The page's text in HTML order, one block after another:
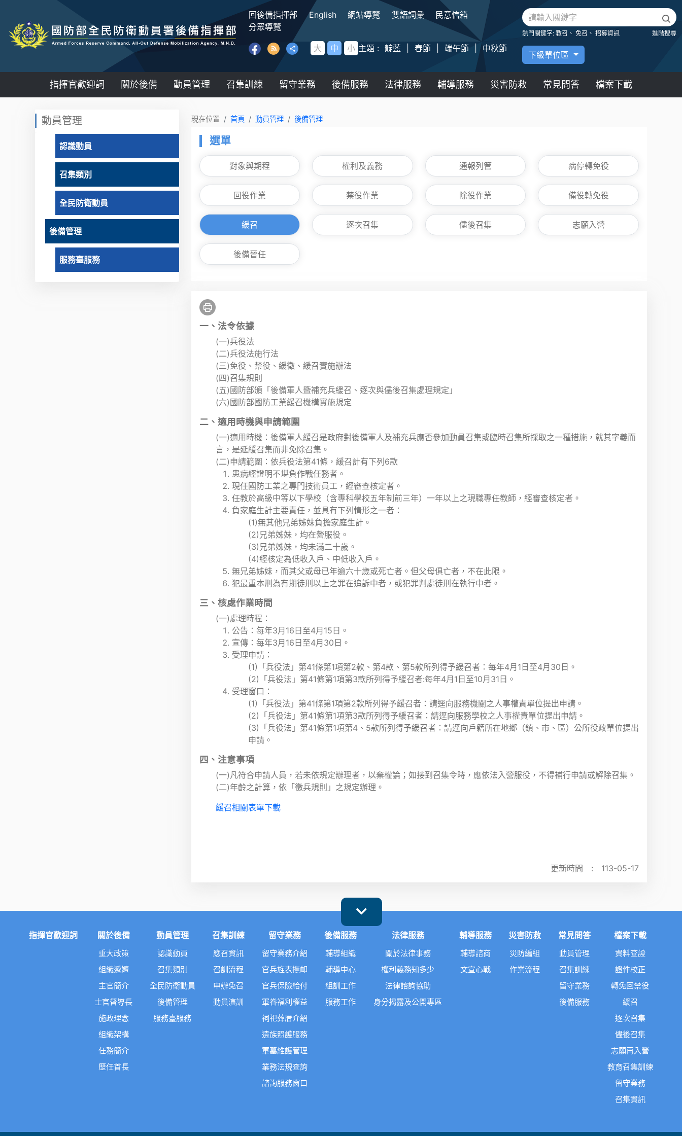
後備指揮部
:::
回後備指揮部 English 網站導覽 雙語詞彙
民意信箱
分眾導覽
大 中 小 主題 : 靛藍 春節 端午節 中秋節
熱門關鍵字: 教召、 免召、 招募資訊 進階搜尋
下級單位區
指揮官歡迎詞 關於後備 動員管理 召集訓練 留守業務 後備服務 法律服務 輔導服務 災害防救 常見問答 檔案下載
動員管理
認識動員
召集類別
全民防衛動員
後備管理
服務臺服務
現在位置 首頁 動員管理 後備管理
選單
對象與期程 權利及義務 通報列管 病停轉免役
回役作業 禁役作業 除役作業 備役轉免役
緩召 逐次召集 儘後召集 志願入營
後備晉任
一、法令依據
(一)兵役法
(二)兵役法施行法
(三)免役、禁役、緩徵、緩召實施辦法
(四)召集規則
(五)國防部頒「後備軍人暨補充兵緩召、逐次與儘後召集處理規定」
(六)國防部國防工業緩召機構實施規定
二、適用時機與申請範圍
(一)適用時機：後備軍人緩召是政府對後備軍人及補充兵應否參加動員召集或臨時召集所採取之一種措施，就其字義而
言，是延緩召集而非免除召集。
(二)申請範圍：依兵役法第41條，緩召計有下列6款
患病經證明不堪負作戰任務者。
現任國防工業之專門技術員工，經審查核定者。
任教於高級中等以下學校（含專科學校五年制前三年）一年以上之現職專任教師，經審查核定者。
負家庭生計主要責任，並具有下列情形之一者：
(1)無其他兄弟姊妹負擔家庭生計。
(2)兄弟姊妹，均在營服役。
(3)兄弟姊妹，均未滿二十歲。
(4)經核定為低收入戶、中低收入戶。
無兄弟姊妹，而其父或母已年逾六十歲或死亡者。但父母俱亡者，不在此限。
犯最重本刑為有期徒刑以上之罪在追訴中者，或犯罪判處徒刑在執行中者。
三、核處作業時間
(一)處理時程：
公告：每年3月16日至4月15日。
宣傳：每年3月16日至4月30日。
受理申請：
(1)「兵役法」第41條第1項第2款、第4款、第5款所列得予緩召者：每年4月1日至4月30日。
(2)「兵役法」第41條第1項第3款所列得予緩召者:每年4月1日至10月31日。
受理窗口：
(1)「兵役法」第41條第1項第2款所列得予緩召者：請逕向服務機關之人事權責單位提出申請。
(2)「兵役法」第41條第1項第3款所列得予緩召者：請逕向服務學校之人事權責單位提出申請。
(3)「兵役法」第41條第1項第4、5款所列得予緩召者：請逕向戶籍所在地鄉（鎮、市、區）公所役政單位提出
申請。
四、注意事項
(一)凡符合申請人員，若未依規定辦理者，以棄權論；如接到召集令時，應依法入營服役，不得補行申請或解除召集。
(二)年齡之計算，依「徵兵規則」之規定辦理。
緩召相關表單下載
更新時間 : 113-05-17
指揮官歡迎詞 關於後備
重大政策
組織遞嬗
主官簡介
士官督導長
施政理念
組織架構
任務簡介
歷任首長
動員管理
認識動員
召集類別
全民防衛動員
後備管理
服務臺服務
召集訓練
應召資訊
召訓流程
申辦免召
動員演訓
留守業務
留守業務介紹
官兵旌表撫卹
官兵保險給付
軍眷福利權益
祠祀葬厝介紹
遺族照護服務
軍墓維護管理
業務法規查詢
諮詢服務窗口
後備服務
輔導組織
輔導中心
組訓工作
服務工作
法律服務
關於法律事務
權利義務知多少
法律諮詢協助
身分揭露及公開專區
輔導服務
輔導諮商
文宣心戰
災害防救
災防編組
作業流程
常見問答
動員管理
召集訓練
留守業務
後備服務
檔案下載
資料查證
證件校正
轉免回禁役
緩召
逐次召集
儘後召集
志願再入營
教育召集訓練
留守業務
召集資訊